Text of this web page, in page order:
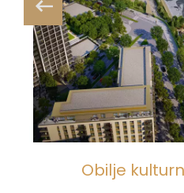
Obilje